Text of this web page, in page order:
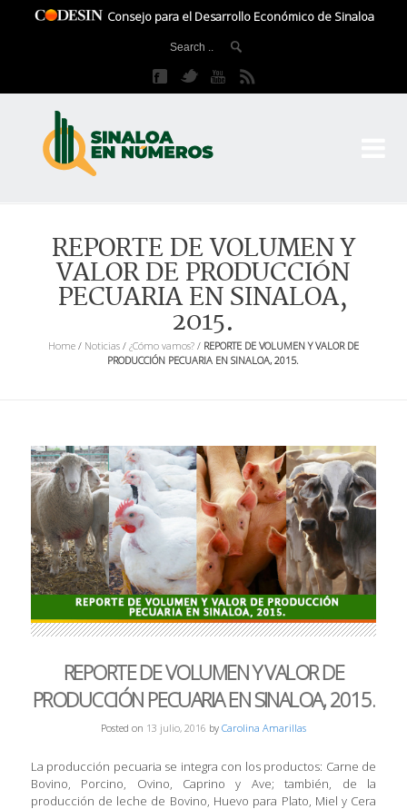
Consejo para el Desarrollo Económico de Sinaloa
REPORTE DE VOLUMEN Y
VALOR DE PRODUCCIÓN
PECUARIA EN SINALOA,
2015.
Home/ Noticias/ ¿Cómo vamos?/ REPORTE DE VOLUMEN Y VALOR DE
PRODUCCIÓN PECUARIA EN SINALOA, 2015.
REPORTE DE VOLUMEN Y VALOR DE
PRODUCCIÓN PECUARIA EN SINALOA, 2015.
Posted on 13 julio, 2016 by Carolina Amarillas
La producción pecuaria se integra con los productos: Carne de
Bovino, Porcino, Ovino, Caprino y Ave; también, de la
producción de leche de Bovino, Huevo para Plato, Miel y Cera